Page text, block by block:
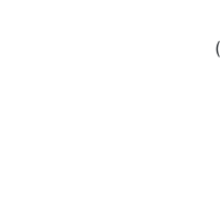
)